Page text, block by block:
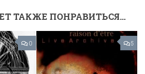
ТАКЖЕ ПОНРАВИТЬСЯ...
0 5